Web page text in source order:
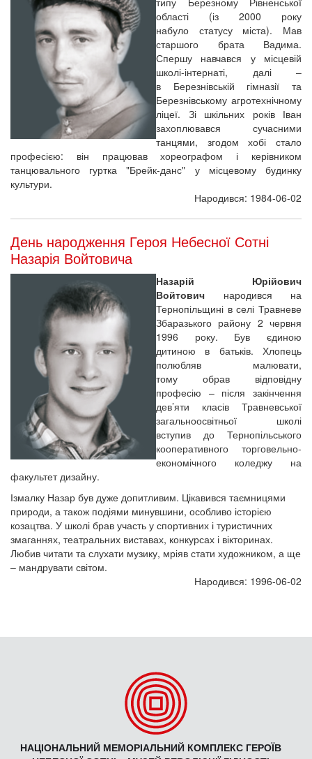
області (із 2000 року
набуло статусу міста). Мав
старшого брата Вадима.
Спершу навчався у місцевій
школі-інтернаті, далі –
в Березнівській гімназії та
Березнівському агротехнічному
ліцеї. Зі шкільних років Іван
захоплювався сучасними
танцями, згодом хобі стало
професією: він працював хореографом і керівником
танцювального гуртка "Брейк-данс" у місцевому будинку
культури.
Народився: 1984-06-02
День народження Героя Небесної Сотні
Назарія Войтовича
Назарій Юрійович
Войтович народився на
Тернопільщині в селі Травневе
Збаразького району 2 червня
1996 року. Був єдиною
дитиною в батьків. Хлопець
полюбляв малювати,
тому обрав відповідну
професію – після закінчення
дев’яти класів Травневської
загальноосвітньої школі
вступив до Тернопільського
кооперативного торговельно-
економічного коледжу на
факультет дизайну.
Ізмалку Назар був дуже допитливим. Цікавився таємницями
природи, а також подіями минувшини, особливо історією
козацтва. У школі брав участь у спортивних і туристичних
змаганнях, театральних виставах, конкурсах і вікторинах.
Любив читати та слухати музику, мріяв стати художником, а ще
– мандрувати світом.
Народився: 1996-06-02
НАЦІОНАЛЬНИЙ МЕМОРІАЛЬНИЙ КОМПЛЕКС ГЕРОЇВ